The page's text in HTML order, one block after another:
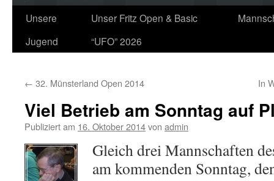
Zum
Inhalt
Unsere
Jugend
Unser Fritz Open & Basic
“UFO” 2026
← 32. Münsterland Open 2014 In
Viel Betrieb am Sonntag auf
Publiziert am 16. Oktober 2014von admin
Gleich drei Mannschaften
am kommenden Sonntag,